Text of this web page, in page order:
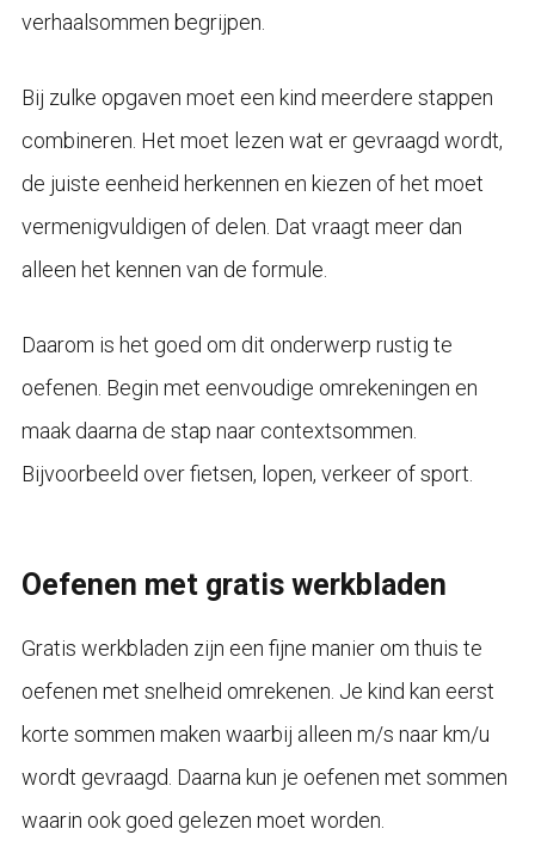
verhaalsommen begrijpen.
Bij zulke opgaven moet een kind meerdere stappen
combineren. Het moet lezen wat er gevraagd wordt,
de juiste eenheid herkennen en kiezen of het moet
vermenigvuldigen of delen. Dat vraagt meer dan
alleen het kennen van de formule.
Daarom is het goed om dit onderwerp rustig te
oefenen. Begin met eenvoudige omrekeningen en
maak daarna de stap naar contextsommen.
Bijvoorbeeld over fietsen, lopen, verkeer of sport.
Oefenen met gratis werkbladen
Gratis werkbladen zijn een fijne manier om thuis te
oefenen met snelheid omrekenen. Je kind kan eerst
korte sommen maken waarbij alleen m/s naar km/u
wordt gevraagd. Daarna kun je oefenen met sommen
waarin ook goed gelezen moet worden.